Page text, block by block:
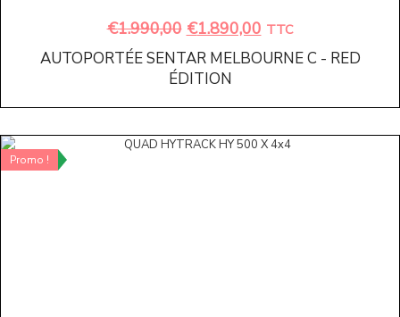
€1.990,00 €1.890,00 TTC
AUTOPORTÉE SENTAR MELBOURNE C - RED
ÉDITION
Promo !